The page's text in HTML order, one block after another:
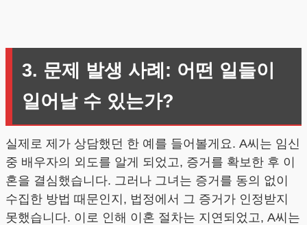
3. 문제 발생 사례: 어떤 일들이
일어날 수 있는가?
실제로 제가 상담했던 한 예를 들어볼게요. A씨는 임신
중 배우자의 외도를 알게 되었고, 증거를 확보한 후 이
혼을 결심했습니다. 그러나 그녀는 증거를 동의 없이
수집한 방법 때문인지, 법정에서 그 증거가 인정받지
못했습니다. 이로 인해 이혼 절차는 지연되었고, A씨는